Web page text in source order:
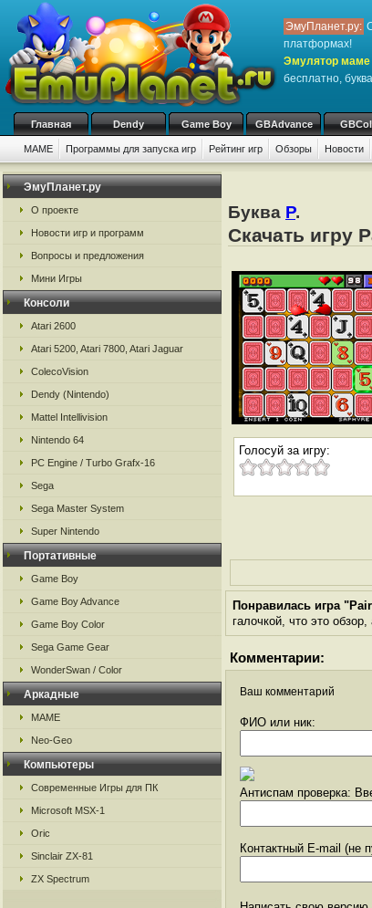
ЭмуПланет.ру:
платформах!
Эмулятор маме
бесплатно,
Главная Dendy Game Boy GBAdvance
MAME Программы для запуска игр Рейтинг игр Обзоры Новости
ЭмуПланет.ру
О проекте
Новости игр и программ
Вопросы и предложения
Мини Игры
Консоли
Atari 2600
Atari 5200, Atari 7800, Atari Jaguar
ColecoVision
Dendy (Nintendo)
Mattel Intellivision
Nintendo 64
PC Engine / Turbo Grafx-16
Sega
Sega Master System
Super Nintendo
Портативные
Game Boy
Game Boy Advance
Game Boy Color
Sega Game Gear
WonderSwan / Color
Аркадные
MAME
Neo-Geo
Компьютеры
Современные Игры для ПК
Microsoft MSX-1
Oric
Sinclair ZX-81
ZX Spectrum
Буква P.
Скачать игру
Голосуй за игру:
Понравилась игра
галочкой, что это
Комментарии:
Ваш комментарий
ФИО или ник:
Антиспам проверка:
Контактный E-mail (не